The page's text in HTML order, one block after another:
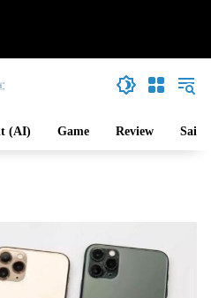
(AI) Game Review Sains